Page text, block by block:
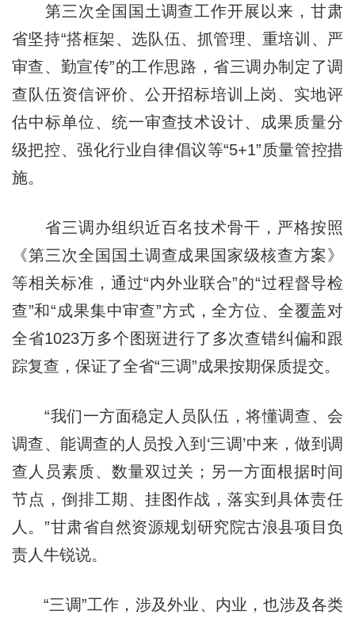
第三次全国国土调查工作开展以来，甘肃
省坚持“搭框架、选队伍、抓管理、重培训、严
审查、勤宣传”的工作思路，省三调办制定了调
查队伍资信评价、公开招标培训上岗、实地评
估中标单位、统一审查技术设计、成果质量分
级把控、强化行业自律倡议等“5+1”质量管控措
施。
省三调办组织近百名技术骨干，严格按照
《第三次全国国土调查成果国家级核查方案》
等相关标准，通过“内外业联合”的“过程督导检
查”和“成果集中审查”方式，全方位、全覆盖对
全省1023万多个图斑进行了多次查错纠偏和跟
踪复查，保证了全省“三调”成果按期保质提交。
“我们一方面稳定人员队伍，将懂调查、会
调查、能调查的人员投入到‘三调’中来，做到调
查人员素质、数量双过关；另一方面根据时间
节点，倒排工期、挂图作战，落实到具体责任
人。”甘肃省自然资源规划研究院古浪县项目负
责人牛锐说。
“三调”工作，涉及外业、内业，也涉及各类